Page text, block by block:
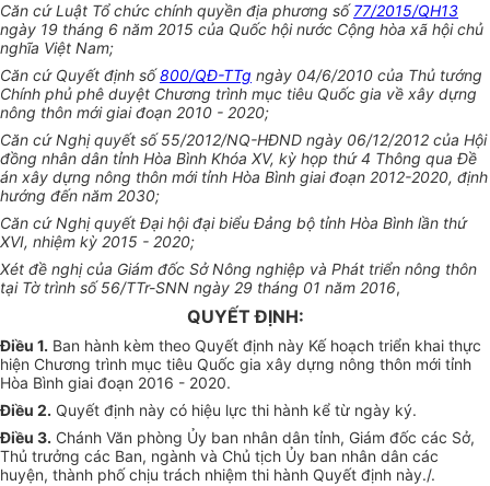
Căn cứ Luật Tổ chức chính quyền địa phương số77/2015/QH13
ngày 19 tháng 6 năm 2015 của Quốc hội nước Cộng hòa xã hội chủ
nghĩa Việt Nam;
Căn cứ Quyết định số800/QĐ-TTg ngày 04/6/2010 của Thủ tướng
Chính phủ phê duyệt Chương trình mục tiêu Quốc gia về xây dựng
nông thôn mới giai đoạn 2010 - 2020;
Căn cứ Nghị quyết số 55/2012/NQ-HĐND ngày 06/12/2012 của Hội
đồng nhân dân tỉnh Hòa Bình Khóa XV, kỳ họp thứ 4 Thông qua Đề
án xây dựng nông thôn mới tỉnh Hòa Bình giai đoạn 2012-2020, định
hướng đến năm 2030;
Căn cứ Nghị quyết Đại hội đại biểu Đảng bộ tỉnh Hòa Bình lần thứ
XVI, nhiệm kỳ 2015 - 2020;
Xét đề nghị của Giám đốc SởNông nghiệp và Phát triển nông thôn
tại Tờ trình số 56/TTr-SNN ngày 29 tháng 01 năm 2016,
QUYẾT ĐỊNH:
Điều 1. Ban hành kèm theo Quyết định này Kế hoạch triển khai thực
hiện Chương trình mục tiêu Quốc gia xây dựng nông thôn mới tỉnh
Hòa Bình giai đoạn 2016 - 2020.
Điều 2. Quyết định này có hiệu lực thi hành kể từ ngày ký.
Điều 3. Chánh Văn phòng Ủy ban nhân dân tỉnh, Giám đốc các Sở,
Thủ trưởng các Ban, ngành và Chủ tịch Ủy ban nhân dân các
huyện, thành phố chịu trách nhiệm thi hành Quyết định này./.